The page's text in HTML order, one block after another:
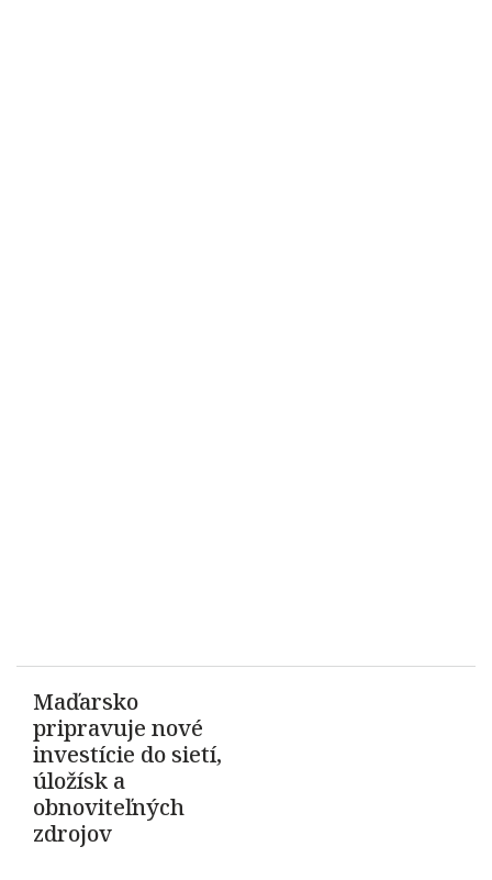
Maďarsko
pripravuje nové
investície do sietí,
úložísk a
obnoviteľných
zdrojov